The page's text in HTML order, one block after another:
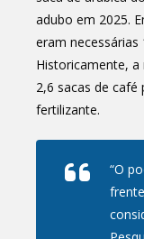
adubo em 2025.
eram necessárias
Historicamente, a
2,6 sacas de café
fertilizante.
“O